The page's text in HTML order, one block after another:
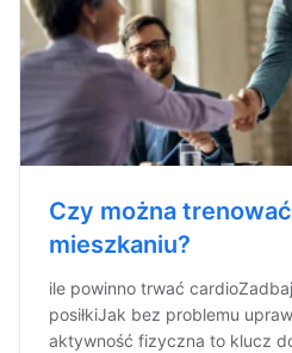
Czy można
mieszkaniu?
ile powinno trwać
posiłkiJak bez problemu
aktywność fizyczna to klucz